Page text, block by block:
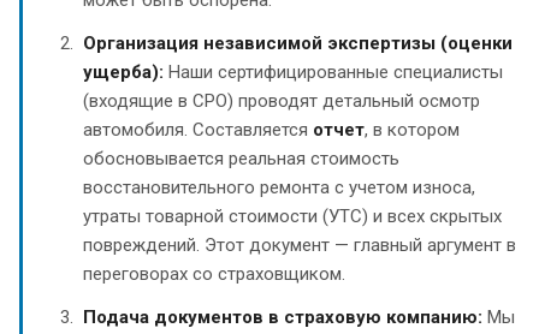
Организация независимой экспертизы (оценки
ущерба): Наши сертифицированные специалисты
(входящие в СРО) проводят детальный осмотр
автомобиля. Составляется отчет, в котором
обосновывается реальная стоимость
восстановительного ремонта с учетом износа,
утраты товарной стоимости (УТС) и всех скрытых
повреждений. Этот документ — главный аргумент в
переговорах со страховщиком.
Подача документов в страховую компанию: Мы